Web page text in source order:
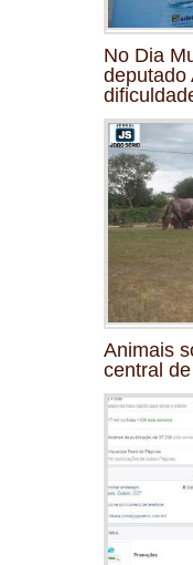
No Dia
deputado
Animais
central